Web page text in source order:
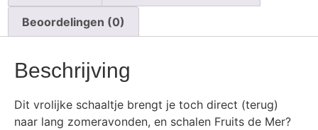
Beoordelingen (0)
Beschrijving
Dit vrolijke schaaltje brengt je toch direct (terug)
naar lang zomeravonden, en schalen Fruits de Mer?